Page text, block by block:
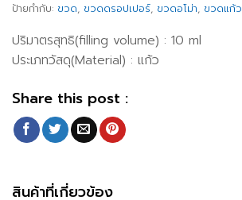
ป้ายกำกับ: ขวด, ขวดดรอปเปอร์, ขวดอโม่า, ขวดแก้ว
ปริมาตรสุทธิ(filling volume) : 10 ml
ประเภทวัสดุ(Material) : แก้ว
Share this post :
สินค้าที่เกี่ยวข้อง